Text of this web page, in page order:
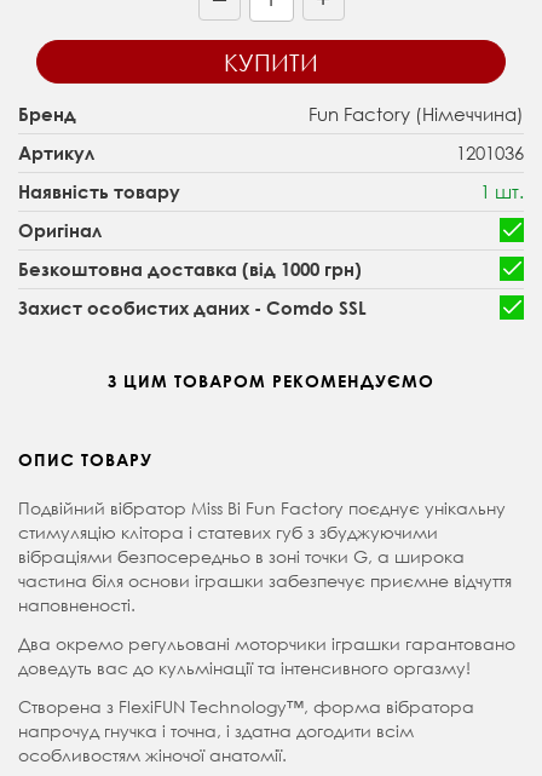
КУПИТИ
Бренд Fun Factory (Німеччина)
Артикул 1201036
Наявність товару 1 шт.
Оригінал
Безкоштовна доставка (від 1000 грн)
Захист особистих даних - Comdo SSL
З ЦИМ ТОВАРОМ РЕКОМЕНДУЄМО
ОПИС ТОВАРУ
Подвійний вібратор Miss Bi Fun Factory поєднує унікальну
стимуляцію клітора і статевих губ з збуджуючими
вібраціями безпосередньо в зоні точки G, а широка
частина біля основи іграшки забезпечує приємне відчуття
наповненості.
Два окремо регульовані моторчики іграшки гарантовано
доведуть вас до кульмінації та інтенсивного оргазму!
Створена з FlexiFUN Technology™, форма вібратора
напрочуд гнучка і точна, і здатна догодити всім
особливостям жіночої анатомії.